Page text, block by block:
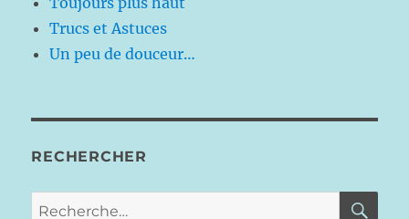
Trucs et Astuces
Un peu de douceur…
RECHERCHER
Recherche